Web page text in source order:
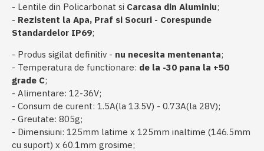
- Lentile din Policarbonat si Carcasa din Aluminiu;
- Rezistent la Apa, Praf si Socuri - Corespunde
Standardelor IP69;
- Produs sigilat definitiv - nu necesita mentenanta;
- Temperatura de functionare: de la -30 pana la +50
grade C;
- Alimentare: 12-36V;
- Consum de curent: 1.5A(la 13.5V) - 0.73A(la 28V);
- Greutate: 805g;
- Dimensiuni: 125mm latime x 125mm inaltime (146.5mm
cu suport) x 60.1mm grosime;